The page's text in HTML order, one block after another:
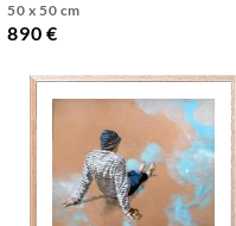
50 x 50 cm
890 €